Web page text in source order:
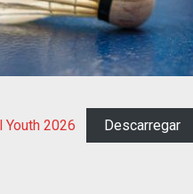
2026 Descarregar